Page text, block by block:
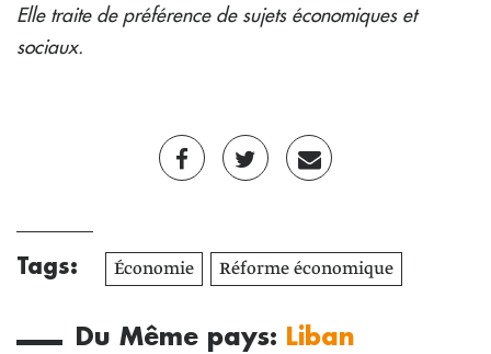
Elle traite de préférence de sujets économiques et
sociaux.
Tags: Économie Réforme économique
Du Même pays: Liban